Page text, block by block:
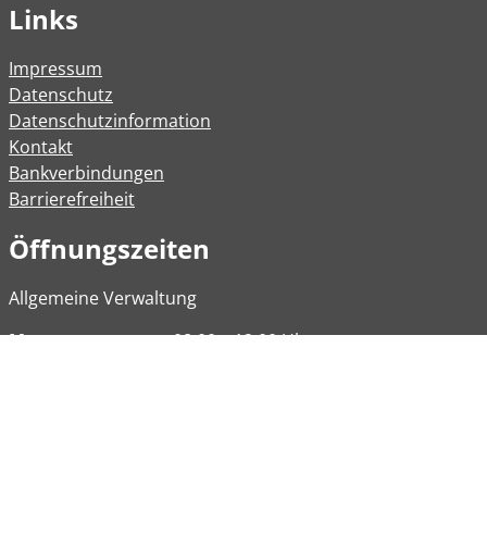
Links
Impressum
Datenschutz
Datenschutzinformation
Kontakt
Bankverbindungen
Barrierefreiheit
Öffnungszeiten
Allgemeine Verwaltung
Montag
08:00 – 12:00 Uhr